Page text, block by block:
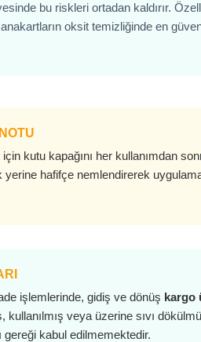
bu riskleri ortadan kaldırır.
oksit temizliğinde en
kutu kapağını her kullanımdan
yerine hafifçe nemlendirerek
işlemlerinde, gidiş ve dönüş kargo
kullanılmış veya üzerine sıvı
gereği kabul edilmemektedir.